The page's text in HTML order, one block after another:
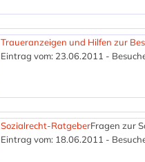
Traueranzeigen und Hilfen zur
Eintrag vom: 23.06.2011 -
Sozialrecht-RatgeberFragen zur
Eintrag vom: 18.06.2011 -